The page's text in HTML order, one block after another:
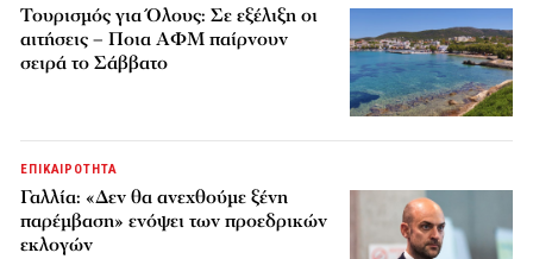
Τουρισμός για Όλους: Σε εξέλιξη οι
αιτήσεις – Ποια ΑΦΜ παίρνουν
σειρά το Σάββατο
ΕΠΙΚΑΙΡΟΤΗΤΑ
Γαλλία: «Δεν θα ανεχθούμε ξένη
παρέμβαση» ενόψει των προεδρικών
εκλογών